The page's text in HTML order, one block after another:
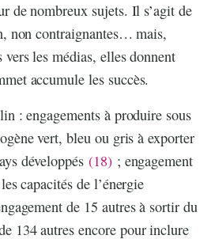
de nombreux sujets. Il s’agit de
non contraignantes… mais,
vers les médias, elles donnent
accumule les succès.
: engagements à produire sous
vert, bleu ou gris à exporter
développés (18); engagement
capacités de l’énergie
de 15 autres à sortir du
134 autres encore pour inclure